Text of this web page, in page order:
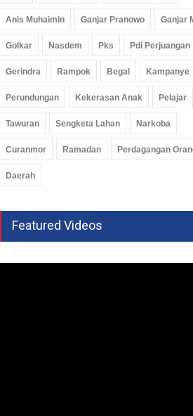
Anis Muhaimin Ganjar Pranowo Ganjar
Golkar Nasdem Pks Pdi Perjuangan
Gerindra Rampok Begal Kampanye
Perundungan Kekerasan Anak Pelajar
Tawuran Sengketa Lahan Narkoba
Curanmor Ramadan Perdagangan
Daerah
Featured Videos